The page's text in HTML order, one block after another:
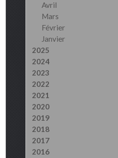
Avril
Mars
Février
Janvier
2025
2024
2023
2022
2021
2020
2019
2018
2017
2016